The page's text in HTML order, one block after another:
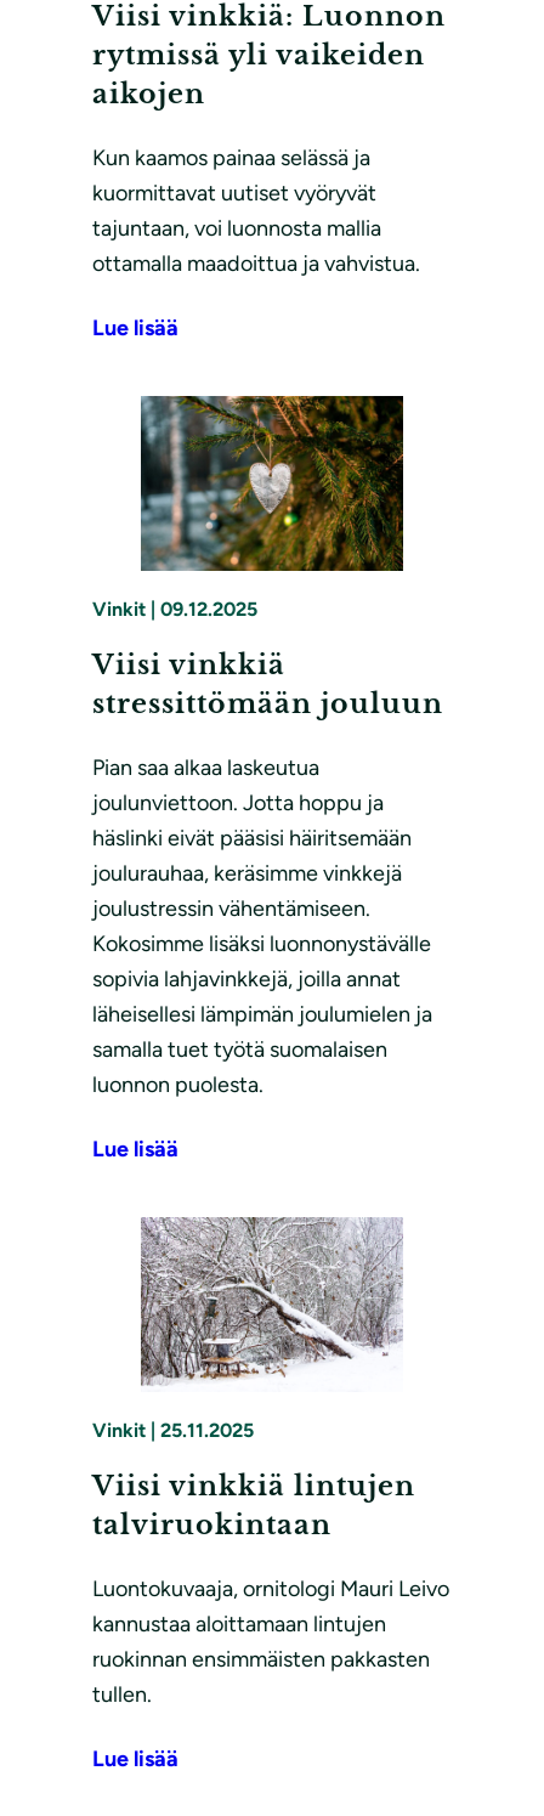
Viisi vinkkiä: Luonnon
rytmissä yli vaikeiden
aikojen
Kun kaamos painaa selässä ja
kuormittavat uutiset vyöryvät
tajuntaan, voi luonnosta mallia
ottamalla maadoittua ja vahvistua.
Lue lisää
Vinkit 09.12.2025
Viisi vinkkiä
stressittömään jouluun
Pian saa alkaa laskeutua
joulunviettoon. Jotta hoppu ja
häslinki eivät pääsisi häiritsemään
joulurauhaa, keräsimme vinkkejä
joulustressin vähentämiseen.
Kokosimme lisäksi luonnonystävälle
sopivia lahjavinkkejä, joilla annat
läheisellesi lämpimän joulumielen ja
samalla tuet työtä suomalaisen
luonnon puolesta.
Lue lisää
Vinkit | 25.11.2025
Viisi vinkkiä lintujen
talviruokintaan
Luontokuvaaja, ornitologi Mauri Leivo
kannustaa aloittamaan lintujen
ruokinnan ensimmäisten pakkasten
tullen.
Lue lisää